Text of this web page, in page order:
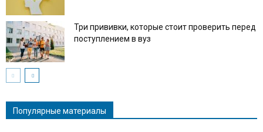
Три прививки, которые стоит проверить перед
поступлением в вуз
Популярные материалы